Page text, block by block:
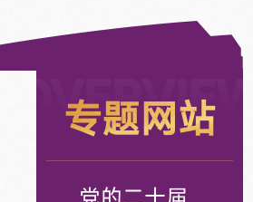
OVERVIEW
专题网站